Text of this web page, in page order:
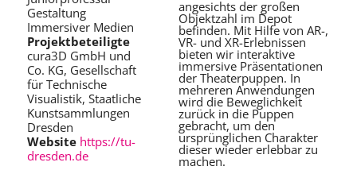
Gestaltung
Immersiver Medien
Projektbeteiligte
cura3D GmbH und
Co. KG, Gesellschaft
für Technische
Visualistik, Staatliche
Kunstsammlungen
Dresden
Website https://tu-
dresden.de
angesichts der großen
Objektzahl im Depot
befinden. Mit Hilfe von AR-,
VR- und XR-Erlebnissen
bieten wir interaktive
immersive Präsentationen
der Theaterpuppen. In
mehreren Anwendungen
wird die Beweglichkeit
zurück in die Puppen
gebracht, um den
ursprünglichen Charakter
dieser wieder erlebbar zu
machen.